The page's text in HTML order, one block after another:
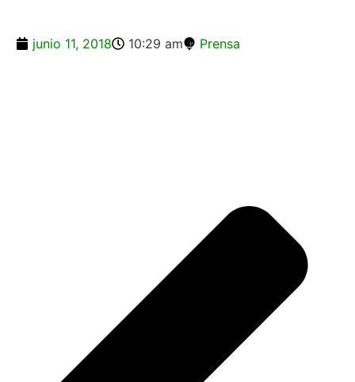
junio 11, 2018 10:29 am Prensa